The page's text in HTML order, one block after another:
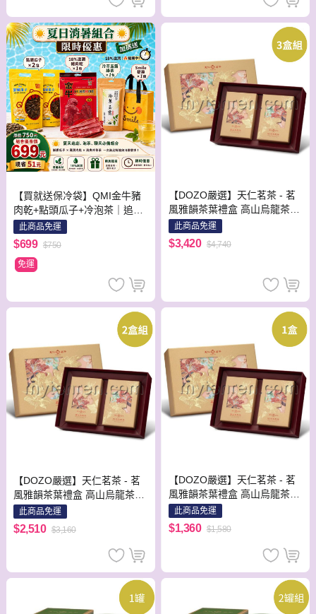
【買就送保冷袋】QMI金牛豬
肉乾+點頭瓜子+冷泡茶｜追劇
必備｜辦公室下午茶
此商品免運
$699 $750
免運
【DOZO嚴選】天仁茗茶 - 茗
風雅韻茶葉禮盒 高山烏龍茶葉
187g+精焙烏龍茶葉187g(附提
袋) / 盒 x 3盒 / 組
此商品免運
$3,420 $4,740
【DOZO嚴選】天仁茗茶 - 茗
風雅韻茶葉禮盒 高山烏龍茶葉
187g+精焙烏龍茶葉187g(附提
袋) / 盒 x 2盒 / 組
此商品免運
$2,510 $3,160
【DOZO嚴選】天仁茗茶 - 茗
風雅韻茶葉禮盒 高山烏龍茶葉
187g+精焙烏龍茶葉187g(附提
袋) / 盒 x 1盒
此商品免運
$1,360 $1,580